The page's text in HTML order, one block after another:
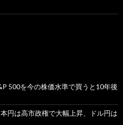
500を今の株価水準で買うと10年後
円は高市政権で大幅上昇、ドル円は